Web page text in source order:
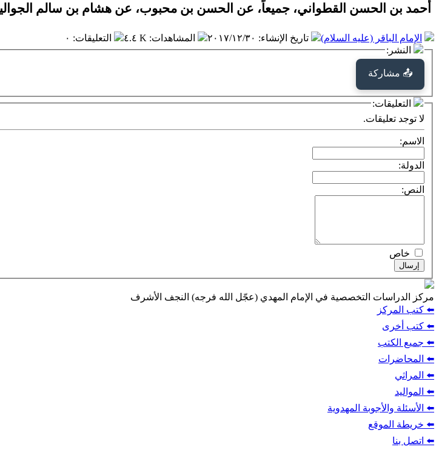
أحمد بن الحسن القطواني، جميعاً، عن الحسن بن محبوب، عن هشام بن سالم
الإمام الباقر (عليه السلام) تاريخ الإنشاء: ٢٠١٧/١٢/٣٠ المشاهدات: ٤.٤ K التعليقات: ٠
النشر:
📤 مشاركة
التعليقات:
لا توجد تعليقات.
الاسم:
الدولة:
النص:
خاص
إرسال
مركز الدراسات التخصصية في الإمام المهدي (عجّل الله فرجه) النجف الأشرف
⬅️ كتب المركز
⬅️ كتب أخرى
⬅️ جميع الكتب
⬅️ المحاضرات
⬅️ المراثي
⬅️ المواليد
⬅️ الأسئلة والأجوبة المهدوية
⬅️ خريطة الموقع
⬅️ اتصل بنا